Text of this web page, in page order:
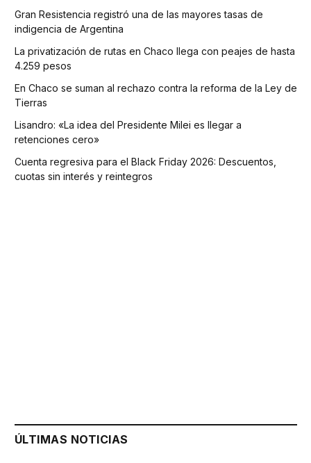
Gran Resistencia registró una de las mayores tasas de
indigencia de Argentina
La privatización de rutas en Chaco llega con peajes de hasta
4.259 pesos
En Chaco se suman al rechazo contra la reforma de la Ley de
Tierras
Lisandro: «La idea del Presidente Milei es llegar a
retenciones cero»
Cuenta regresiva para el Black Friday 2026: Descuentos,
cuotas sin interés y reintegros
ÚLTIMAS NOTICIAS